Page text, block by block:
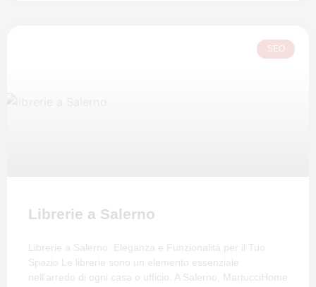
SEO
Librerie a Salerno
Librerie a Salerno: Eleganza e Funzionalità per il Tuo
Spazio Le librerie sono un elemento essenziale
nell’arredo di ogni casa o ufficio. A Salerno, MartucciHome